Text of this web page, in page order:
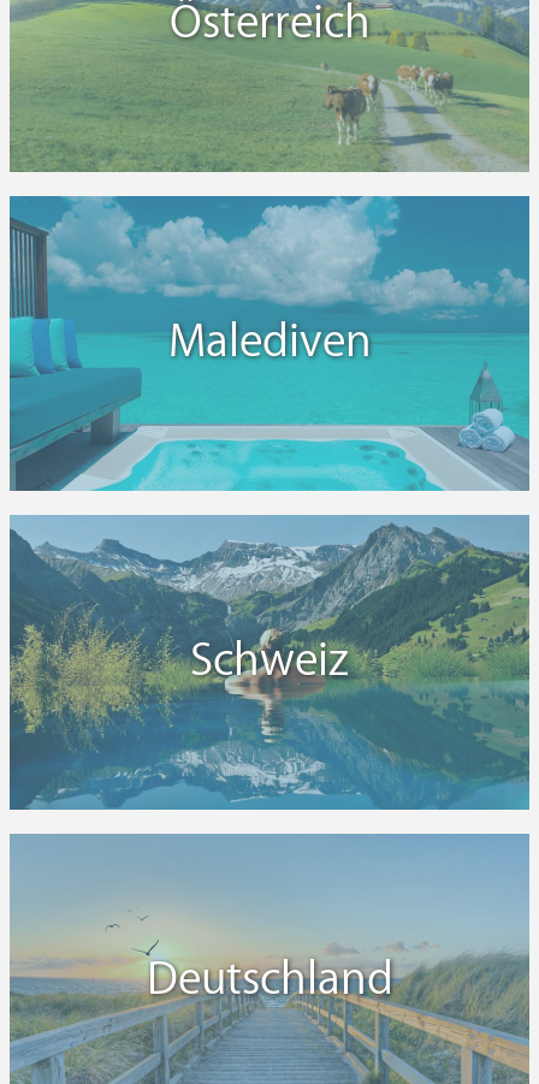
nicht zuletzt der Sächsische Weinwanderweg.
Während die Sächsische Schweiz mit ihren schroffen
Felsformationen vor allem Kletter-Connaisseure aus
ganz Deutschland anzieht. Und auch für Radfahrer
heißt es in der Urlaubsregion Sachsen z.B. auf dem
Vogtländer Musikantenradweg oder auf der
die Pedale treten. Dabei locken gerade die Leipziger
Seen wie der Markkleeberger See, der Kulkwitzer See
oder der Zwenkauer See mit abwechslungsreichen
Aktivitäten rund um das Thema Wasser. Berauschen
Sie sich an der musikalischen Vielfalt der hier
stattfindenden Hafenkonzerte, an der kunterbunten
Atmosphäre des Drachenbootfestivals am
Cospudener See oder vergnügen Sie sich ganz
einfach beim Schwimmen, Segeln, Kanu fahren,
Surfen oder Angeln. Egal ob Sie in Ihrem Urlaub
lieber sportliche oder kulturelle Akzente setzten
stellen sicher, dass Sie sich auch ausreichend erholen
und auch einmal dem süßen Nichtstun frönen.
Österreich
Malediven
Schweiz
Deutschland